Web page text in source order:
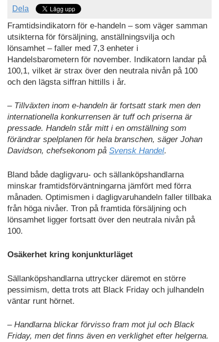
Dela
Framtidsindikatorn för e-handeln – som väger samman
utsikterna för försäljning, anställningsvilja och
lönsamhet – faller med 7,3 enheter i
Handelsbarometern för november. Indikatorn landar på
100,1, vilket är strax över den neutrala nivån på 100
och den lägsta siffran hittills i år.
– Tillväxten inom e-handeln är fortsatt stark men den
internationella konkurrensen är tuff och priserna är
pressade. Handeln står mitt i en omställning som
förändrar spelplanen för hela branschen, säger Johan
Davidson, chefsekonom på Svensk Handel.
Bland både dagligvaru- och sällanköpshandlarna
minskar framtidsförväntningarna jämfört med förra
månaden. Optimismen i dagligvaruhandeln faller tillbaka
från höga nivåer. Tron på framtida försäljning och
lönsamhet ligger fortsatt över den neutrala nivån på
100.
Osäkerhet kring konjunkturläget
Sällanköpshandlarna uttrycker däremot en större
pessimism, detta trots att Black Friday och julhandeln
väntar runt hörnet.
– Handlarna blickar förvisso fram mot jul och Black
Friday, men det finns även en verklighet efter helgerna.